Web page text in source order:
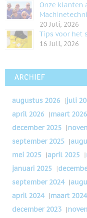
Onze klanten
20 Juli, 2026
Tips voor het
16 Juli, 2026
ARCHIEF
augustus 2026 |juli
april 2026 |maart 2026
december 2025 |
september 2025 |
mei 2025 |april 2025 |
januari 2025 |
september 2024 |
april 2024 |maart 2024
december 2023 |